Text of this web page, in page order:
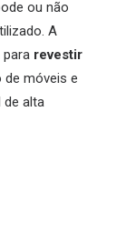
ou não
A
para revestir
de móveis e
de alta